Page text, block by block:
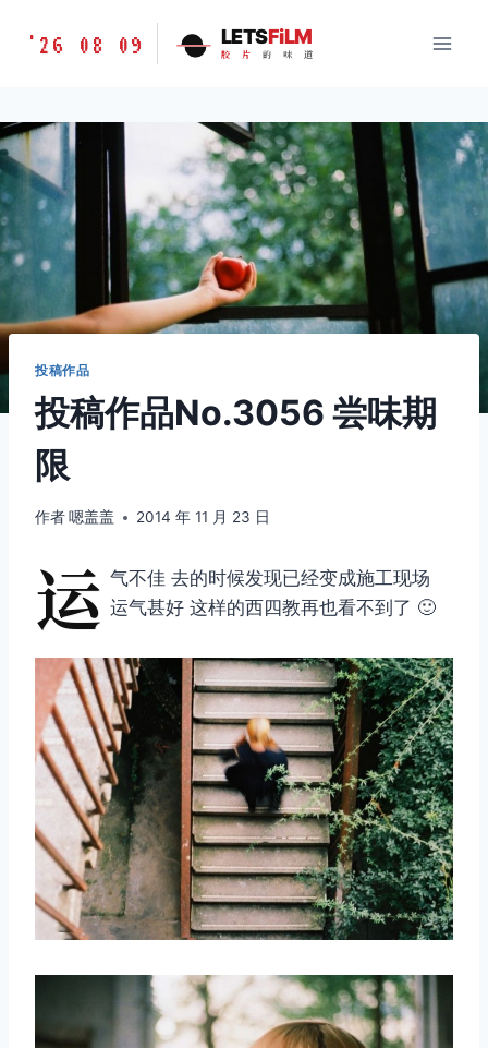
胶
味
道
LETSFILM
'26 08 09 LETSFiLM
胶 片 的 味 道
投稿作品
投稿作品No.3056 尝味期
限
作者嗯盖盖 2014 年 11 月 23 日
运 气不佳 去的时候发现已经变成施工现场
运气甚好 这样的西四教再也看不到了 🙂